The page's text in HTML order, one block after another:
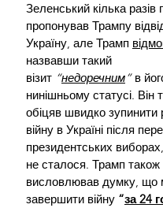
Зеленський кілька разів
пропонував Трампу
Україну, але Трамп
назвавши такий
візит “недоречним” в
нинішньому статусі. Він
обіцяв швидко зупинити
війну в Україні після
президентських
не сталося. Трамп також
висловлював думку, що
завершити війну “за 24